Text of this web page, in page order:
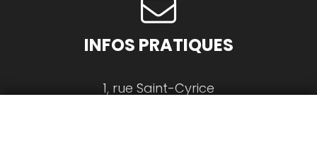
INFOS PRATIQUES
1, rue Saint-Cyrice